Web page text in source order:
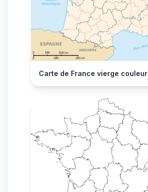
Carte de France vierge couleur